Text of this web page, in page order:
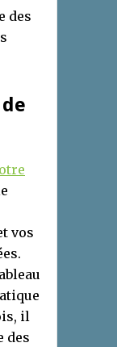
des
vos
il
des